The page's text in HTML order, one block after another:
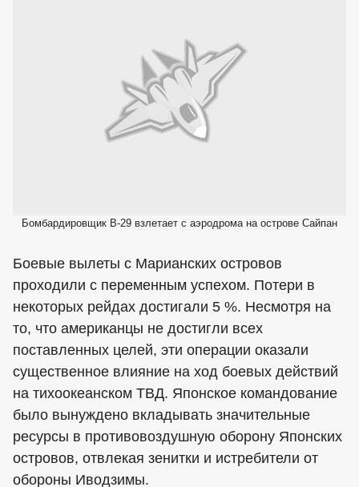
Бомбардировщик B-29 взлетает с аэродрома на острове Сайпан
Боевые вылеты с Марианских островов
проходили с переменным успехом. Потери в
некоторых рейдах достигали 5 %. Несмотря на
то, что американцы не достигли всех
поставленных целей, эти операции оказали
существенное влияние на ход боевых действий
на тихоокеанском ТВД. Японское командование
было вынуждено вкладывать значительные
ресурсы в противовоздушную оборону Японских
островов, отвлекая зенитки и истребители от
обороны Иводзимы.